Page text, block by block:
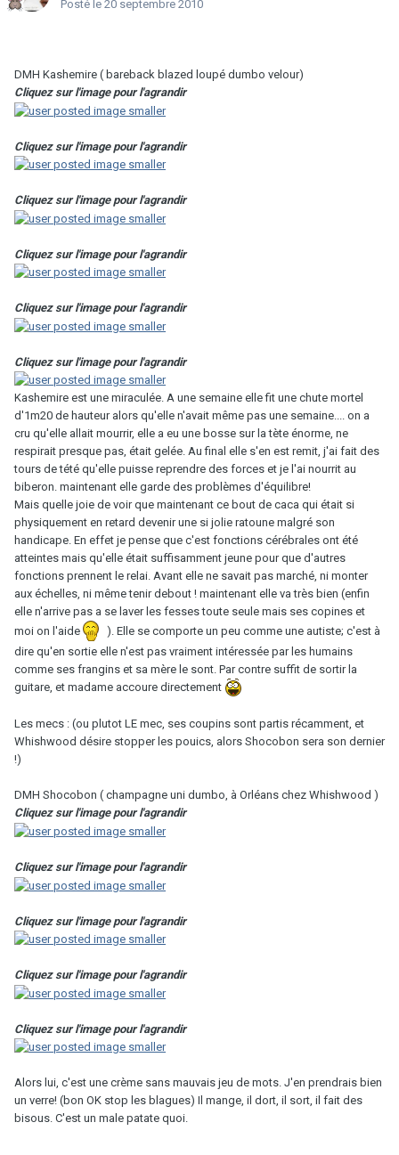
Posté le 20 septembre 2010
DMH Kashemire ( bareback blazed loupé dumbo velour)
Cliquez sur l'image pour l'agrandir
Cliquez sur l'image pour l'agrandir
Cliquez sur l'image pour l'agrandir
Cliquez sur l'image pour l'agrandir
Cliquez sur l'image pour l'agrandir
Cliquez sur l'image pour l'agrandir
Kashemire est une miraculée. A une semaine elle fit une chute mortel
d'1m20 de hauteur alors qu'elle n'avait même pas une semaine.... on a
cru qu'elle allait mourrir, elle a eu une bosse sur la tète énorme, ne
respirait presque pas, était gelée. Au final elle s'en est remit, j'ai fait des
tours de tété qu'elle puisse reprendre des forces et je l'ai nourrit au
biberon. maintenant elle garde des problèmes d'équilibre!
Mais quelle joie de voir que maintenant ce bout de caca qui était si
physiquement en retard devenir une si jolie ratoune malgré son
handicape. En effet je pense que c'est fonctions cérébrales ont été
atteintes mais qu'elle était suffisamment jeune pour que d'autres
fonctions prennent le relai. Avant elle ne savait pas marché, ni monter
aux échelles, ni même tenir debout ! maintenant elle va très bien (enfin
elle n'arrive pas a se laver les fesses toute seule mais ses copines et
moi on l'aide
). Elle se comporte un peu comme une autiste; c'est à
dire qu'en sortie elle n'est pas vraiment intéressée par les humains
comme ses frangins et sa mère le sont. Par contre suffit de sortir la
guitare, et madame accoure directement
Les mecs : (ou plutot LE mec, ses coupins sont partis récamment, et
Whishwood désire stopper les pouics, alors Shocobon sera son dernier
!)
DMH Shocobon ( champagne uni dumbo, à Orléans chez Whishwood )
Cliquez sur l'image pour l'agrandir
Cliquez sur l'image pour l'agrandir
Cliquez sur l'image pour l'agrandir
Cliquez sur l'image pour l'agrandir
Cliquez sur l'image pour l'agrandir
Alors lui, c'est une crème sans mauvais jeu de mots. J'en prendrais bien
un verre! (bon OK stop les blagues) Il mange, il dort, il sort, il fait des
bisous. C'est un male patate quoi.